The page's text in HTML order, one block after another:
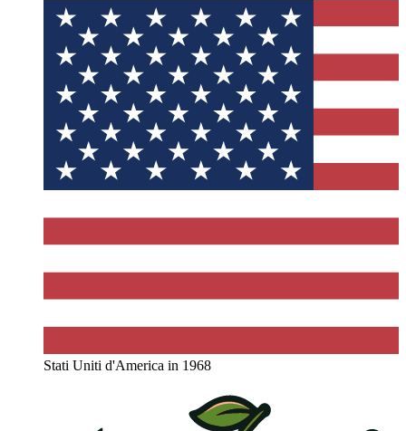
Stati Uniti d'America in 1968